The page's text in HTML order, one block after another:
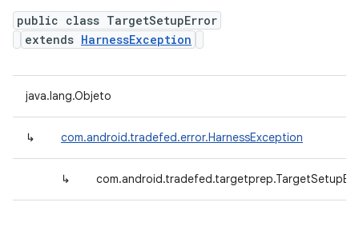
public class TargetSetupError
extends HarnessException
java.lang.Objeto
↳ com.android.tradefed.error.HarnessException
↳